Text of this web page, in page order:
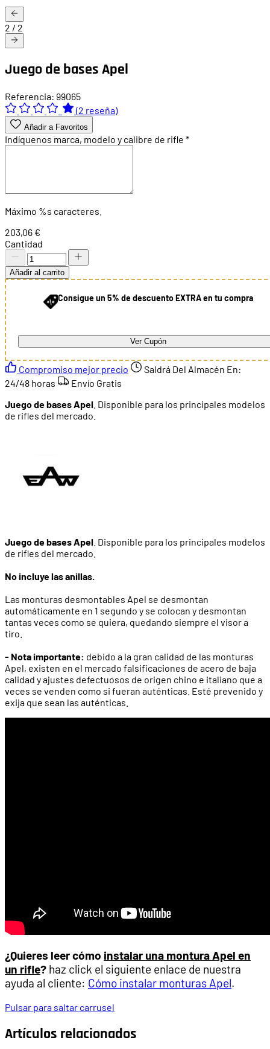
2 / 2
Juego de bases Apel
Referencia: 99065
(2 reseña)
Añadir a Favoritos
Indíquenos marca, modelo y calibre de rifle *
Máximo %s caracteres.
203,06 €
Cantidad
Añadir al carrito
Consigue un 5% de descuento EXTRA en tu compra
Ver Cupón
Compromiso mejor precio
Saldrá Del Almacén En:
24/48 horas
Envío Gratis
Juego de bases Apel . Disponible para los principales modelos
de rifles del mercado.
Juego de bases Apel . Disponible para los principales modelos
de rifles del mercado.
No incluye las anillas.
Las monturas desmontables Apel se desmontan
automáticamente en 1 segundo y se colocan y desmontan
tantas veces como se quiera, quedando siempre el visor a
tiro.
- Nota importante: debido a la gran calidad de las monturas
Apel, existen en el mercado falsificaciones de acero de baja
calidad y ajustes defectuosos de origen chino e italiano que a
veces se venden como si fueran auténticas. Esté prevenido y
exija que sean las auténticas.
¿Quieres leer cómo instalar una montura Apel en
un rifle? haz click el siguiente enlace de nuestra
ayuda al cliente: Cómo instalar monturas Apel.
Pulsar para saltar carrusel
Artículos relacionados